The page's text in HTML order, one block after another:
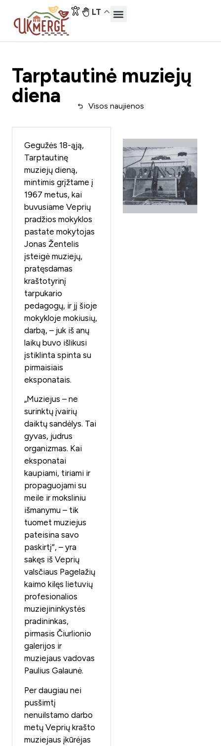
LT
Tarptautinė muziejų
diena
Visos naujienos
Gegužės 18-ąją,
Tarptautinę
muziejų dieną,
mintimis grįžtame į
1967 metus, kai
buvusiame Veprių
pradžios mokyklos
pastate mokytojas
Jonas Žentelis
įsteigė muziejų,
pratęsdamas
kraštotyrinį
tarpukario
pedagogų, ir jį šioje
mokykloje mokiusių,
darbą, – juk iš anų
laikų buvo išlikusi
įstiklinta spinta su
pirmaisiais
eksponatais.
„Muziejus – ne
surinktų įvairių
daiktų sandėlys. Tai
gyvas, judrus
organizmas. Kai
eksponatai
kaupiami, tiriami ir
propaguojami su
meile ir moksliniu
išmanymu – tik
tuomet muziejus
pateisina savo
paskirtį“, – yra
sakęs iš Veprių
valsčiaus Pagelažių
kaimo kilęs lietuvių
profesionalios
muziejininkystės
pradininkas,
pirmasis Čiurlionio
galerijos ir
muziejaus vadovas
Paulius Galaunė.
Per daugiau nei
pusšimtį
nenuilstamo darbo
metų Veprių krašto
muziejaus įkūrėjas